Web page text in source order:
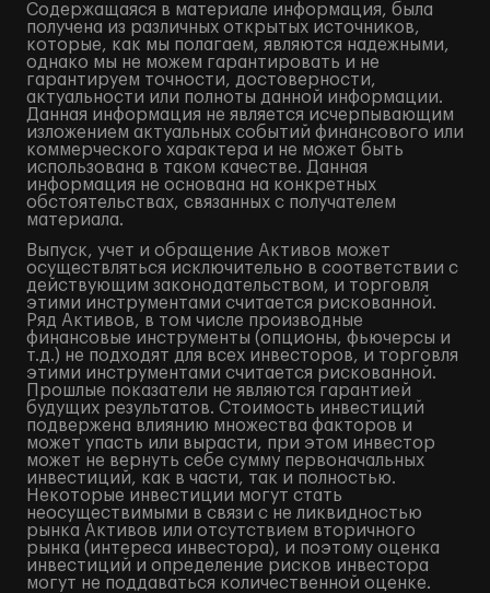
Содержащаяся в материале информация, была
получена из различных открытых источников,
которые, как мы полагаем, являются надежными,
однако мы не можем гарантировать и не
гарантируем точности, достоверности,
актуальности или полноты данной информации.
Данная информация не является исчерпывающим
изложением актуальных событий финансового или
коммерческого характера и не может быть
использована в таком качестве. Данная
информация не основана на конкретных
обстоятельствах, связанных с получателем
материала.
Выпуск, учет и обращение Активов может
осуществляться исключительно в соответствии с
действующим законодательством, и торговля
этими инструментами считается рискованной.
Ряд Активов, в том числе производные
финансовые инструменты (опционы, фьючерсы и
т.д.) не подходят для всех инвесторов, и торговля
этими инструментами считается рискованной.
Прошлые показатели не являются гарантией
будущих результатов. Стоимость инвестиций
подвержена влиянию множества факторов и
может упасть или вырасти, при этом инвестор
может не вернуть себе сумму первоначальных
инвестиций, как в части, так и полностью.
Некоторые инвестиции могут стать
неосуществимыми в связи с не ликвидностью
рынка Активов или отсутствием вторичного
рынка (интереса инвестора), и поэтому оценка
инвестиций и определение рисков инвестора
могут не поддаваться количественной оценке.